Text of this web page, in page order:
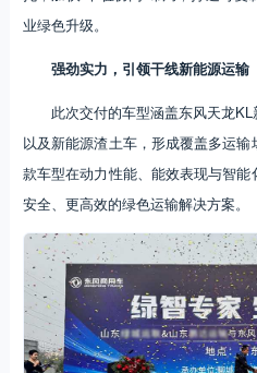
业绿色升级。
强劲实力，引领干线新能源运输
此次交付的车型涵盖东风天龙
以及新能源渣土车，形成覆盖多运
款车型在动力性能、能效表现与智
安全、更高效的绿色运输解决方案。